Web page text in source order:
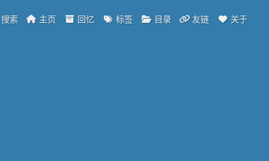
索 主页 回忆 标签 目录 友链 关于